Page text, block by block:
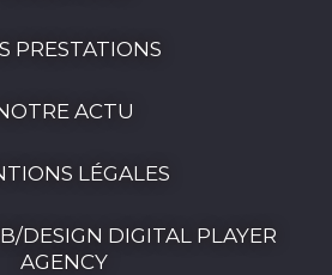
PRESTATIONS
ACTU
LÉGALES
DESIGN DIGITAL PLAYER
AGENCY